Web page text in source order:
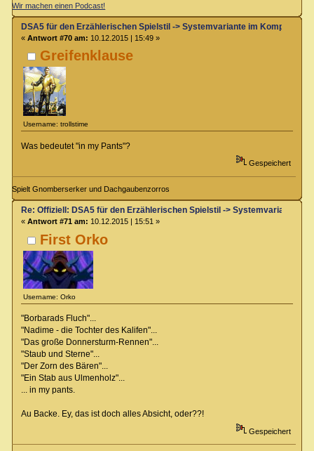
Wir machen einen Podcast!
Greifenklause
Username: trollstime
DSA5 für den Erzählerischen Spielstil -> Systemvariante im Kompendium
« Antwort #70 am: 10.12.2015 | 15:49 »
Was bedeutet "in my Pants"?
Gespeichert
Spielt Gnomberserker und Dachgaubenzorros
First Orko
Username: Orko
Re: Offiziell: DSA5 für den Erzählerischen Spielstil -> Systemvariante im
« Antwort #71 am: 10.12.2015 | 15:51 »
"Borbarads Fluch"...
"Nadime - die Tochter des Kalifen"...
"Das große Donnersturm-Rennen"...
"Staub und Sterne"...
"Der Zorn des Bären"...
"Ein Stab aus Ulmenholz"...
... in my pants.
Au Backe. Ey, das ist doch alles Absicht, oder??!
Gespeichert